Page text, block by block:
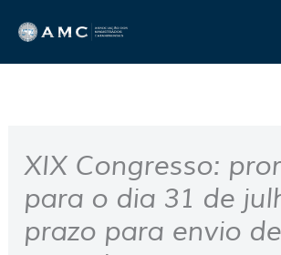
para
o
XIX Congresso:
para o dia 31 de
prazo para envio de